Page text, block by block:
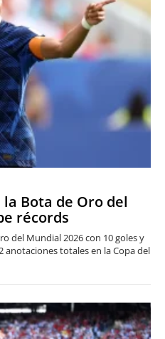
Bota de Oro del
récords
del Mundial 2026 con 10 goles y
anotaciones totales en la Copa del